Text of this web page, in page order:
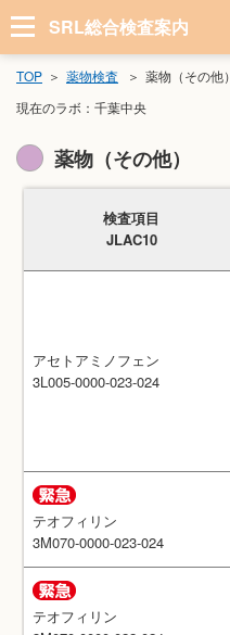
SRL総合検査案内
TOP 薬物検査
薬物（その他）
現在のラボ： 千葉中央
薬物（その他）
検査項目
JLAC10
アセトアミノフェン
3L005-0000-023-024
テオフィリン
3M070-0000-023-024
テオフィリン
検査項目
JLAC10
アセトアミノフェン
3L005-0000-023-024
テオフィリン
3M070-0000-023-024
テオフィリン